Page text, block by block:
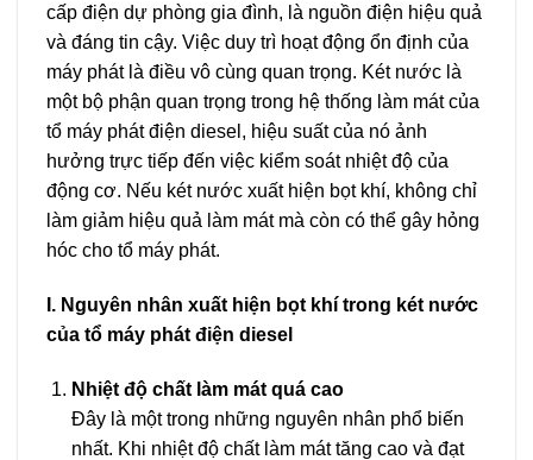
cấp điện dự phòng gia đình, là nguồn điện hiệu quả
và đáng tin cậy. Việc duy trì hoạt động ổn định của
máy phát là điều vô cùng quan trọng. Két nước là
một bộ phận quan trọng trong hệ thống làm mát của
tổ máy phát điện diesel, hiệu suất của nó ảnh
hưởng trực tiếp đến việc kiểm soát nhiệt độ của
động cơ. Nếu két nước xuất hiện bọt khí, không chỉ
làm giảm hiệu quả làm mát mà còn có thể gây hỏng
hóc cho tổ máy phát.
I. Nguyên nhân xuất hiện bọt khí trong két nước
của tổ máy phát điện diesel
Nhiệt độ chất làm mát quá cao
Đây là một trong những nguyên nhân phổ biến
nhất. Khi nhiệt độ chất làm mát tăng cao và đạt